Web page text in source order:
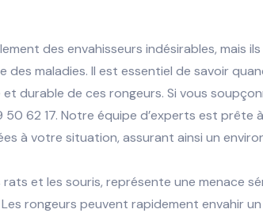
des envahisseurs indésirables, mais
maladies. Il est essentiel de savoir
durable de ces rongeurs. Si vous
62 17. Notre équipe d’experts est prête
à votre situation, assurant ainsi un
et les souris, représente une menace
rongeurs peuvent rapidement envahir